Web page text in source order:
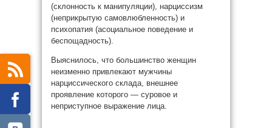
(склонность к манипуляции), нарциссизм
(неприкрытую самовлюбленность) и
психопатия (асоциальное поведение и
беспощадность).
Выяснилось, что большинство женщин
неизменно привлекают мужчины
нарциссического склада, внешнее
проявление которого — суровое и
неприступное выражение лица.